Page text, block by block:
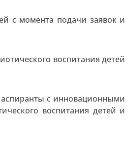
с момента подачи заявок и
воспитания детей
с инновационными
воспитания детей и